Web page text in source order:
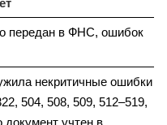
передан в ФНС, ошибок
некритичные ошибки
504, 508, 509, 512–519,
документ учтен в